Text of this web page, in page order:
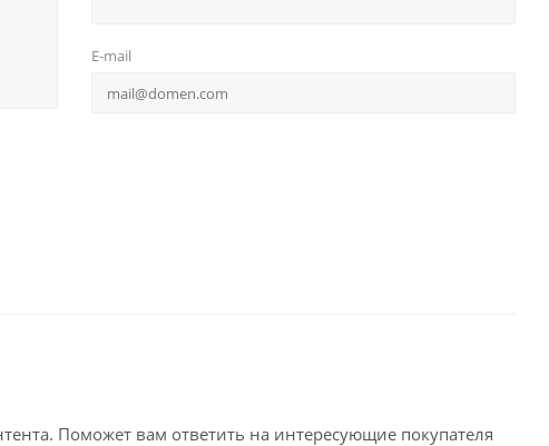
E-mail
Поможет вам ответить на интересующие покупателя